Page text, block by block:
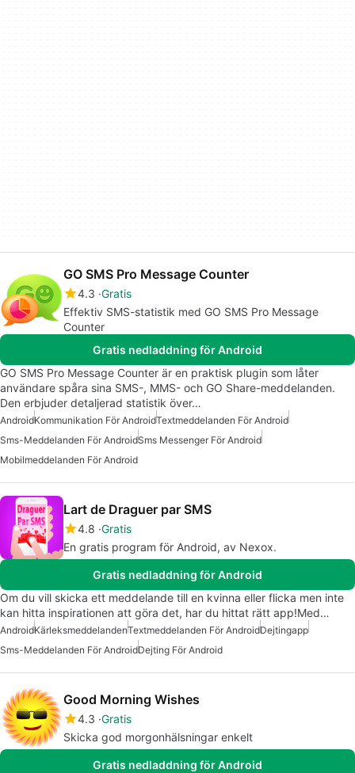
GO SMS Pro Message Counter
4.3 Gratis
Effektiv SMS-statistik med GO SMS Pro Message
Counter
Gratis nedladdning för Android
GO SMS Pro Message Counter är en praktisk plugin som låter
användare spåra sina SMS-, MMS- och GO Share-meddelanden.
Den erbjuder detaljerad statistik över…
AndroidKommunikation För AndroidTextmeddelanden För Android
Sms-Meddelanden För AndroidSms Messenger För Android
Mobilmeddelanden För Android
Lart de Draguer par SMS
4.8 Gratis
En gratis program för Android, av Nexox.
Gratis nedladdning för Android
Om du vill skicka ett meddelande till en kvinna eller flicka men inte
kan hitta inspirationen att göra det, har du hittat rätt app!Med…
AndroidKärleksmeddelandenTextmeddelanden För AndroidDejtingapp
Sms-Meddelanden För AndroidDejting För Android
Good Morning Wishes
4.3 Gratis
Skicka god morgonhälsningar enkelt
Gratis nedladdning för Android